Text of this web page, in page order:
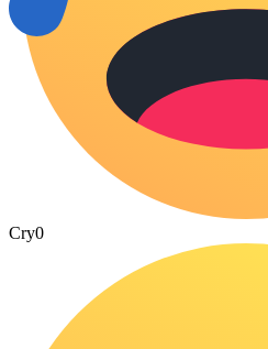
Cry0